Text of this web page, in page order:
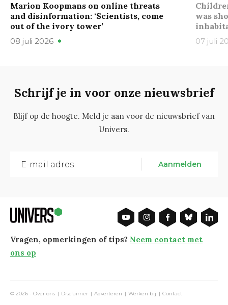
Marion Koopmans on online threats
and disinformation: ‘Scientists, come
out of the ivory tower’
08 juli 2026
was
07 juli
Schrijf je in voor onze nieuwsbrief
Blijf op de hoogte. Meld je aan voor de nieuwsbrief van
Univers.
Aanmelden
Vragen, opmerkingen of tips? Neem contact met
ons op
© 2026 - Over ons Disclaimer Adverteren Werken bij Contact